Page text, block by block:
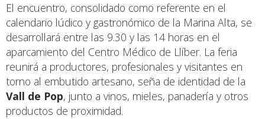
El encuentro, consolidado como referente en el
calendario lúdico y gastronómico de la Marina Alta, se
desarrollará entre las 9.30 y las 14 horas en el
aparcamiento del Centro Médico de Llíber. La feria
reunirá a productores, profesionales y visitantes en
torno al embutido artesano, seña de identidad de la
Vall de Pop, junto a vinos, mieles, panadería y otros
productos de proximidad.